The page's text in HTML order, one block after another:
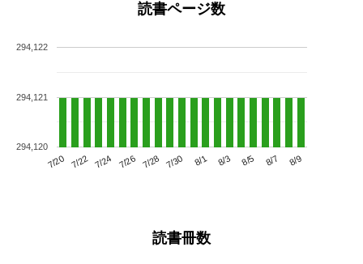
読書ページ数
7/20 7/22 7/24 7/26 7/28 7/30 8/1 8/3 8/5 8/7 8/9
294,120
294,121
294,122
読書冊数